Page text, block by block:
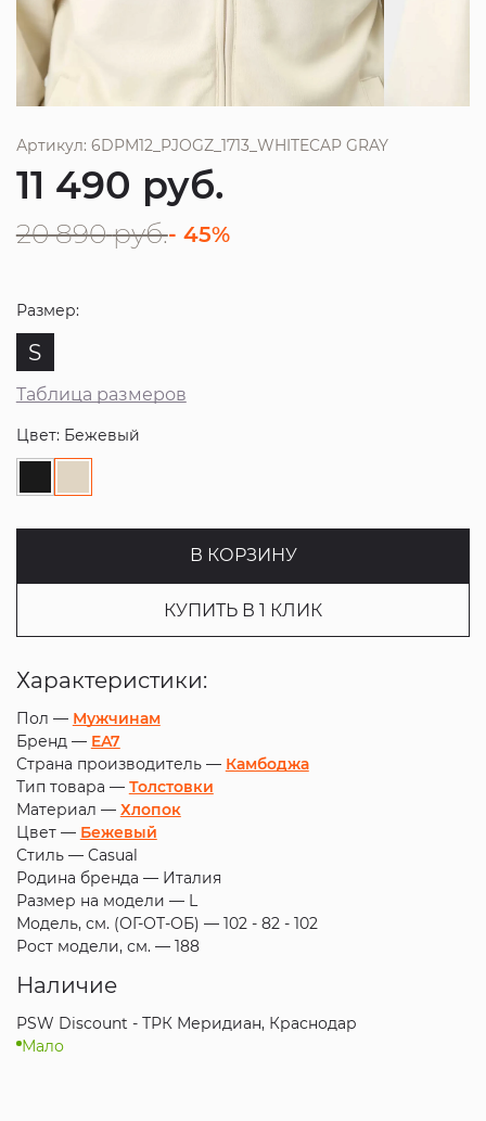
Артикул: 6DPM12_PJOGZ_1713_WHITECAP GRAY
11 490 руб.
20 890 руб.- 45%
Размер:
S
Таблица размеров
Цвет: Бежевый
В КОРЗИНУ
КУПИТЬ В 1 КЛИК
Характеристики:
Пол — Мужчинам
Бренд — EA7
Страна производитель — Камбоджа
Тип товара — Толстовки
Материал — Хлопок
Цвет — Бежевый
Стиль — Casual
Родина бренда — Италия
Размер на модели — L
Модель, см. (ОГ-ОТ-ОБ) — 102 - 82 - 102
Рост модели, см. — 188
Наличие
PSW Discount - ТРК Меридиан, Краснодар
Мало